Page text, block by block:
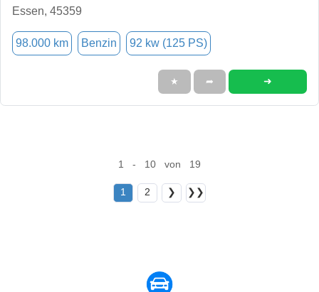
Essen, 45359
98.000 km Benzin 92 kw (125 PS)
★ ➦ ➜
1 - 10 von 19
1 2 ❯ ❯❯